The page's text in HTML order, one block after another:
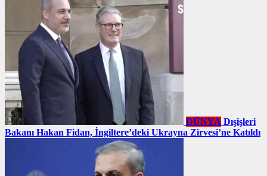
DÜNYA Dışişleri
Bakanı Hakan Fidan, İngiltere’deki Ukrayna Zirvesi’ne Katıldı